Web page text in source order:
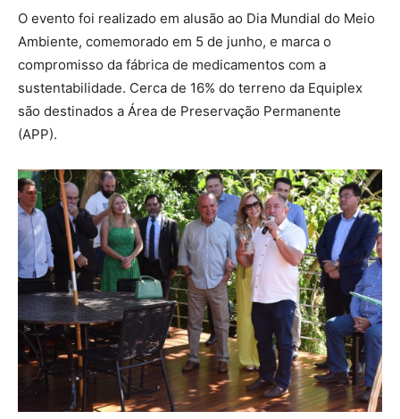
O evento foi realizado em alusão ao Dia Mundial do Meio
Ambiente, comemorado em 5 de junho, e marca o
compromisso da fábrica de medicamentos com a
sustentabilidade. Cerca de 16% do terreno da Equiplex
são destinados a Área de Preservação Permanente
(APP).